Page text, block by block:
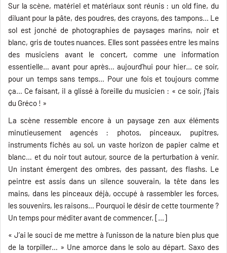
Sur la scène, matériel et matériaux sont réunis : un old fine, du
diluant pour la pâte, des poudres, des crayons, des tampons… Le
sol est jonché de photographies de paysages marins, noir et
blanc, gris de toutes nuances. Elles sont passées entre les mains
des musiciens avant le concert, comme une information
essentielle… avant pour après… aujourd’hui pour hier… ce soir,
pour un temps sans temps… Pour une fois et toujours comme
ça… Ce faisant, il a glissé à l’oreille du musicien : « ce soir, j’fais
du Gréco ! »
La scène ressemble encore à un paysage zen aux éléments
minutieusement agencés : photos, pinceaux, pupitres,
instruments fichés au sol, un vaste horizon de papier calme et
blanc… et du noir tout autour, source de la perturbation à venir.
Un instant émergent des ombres, des passant, des flashs. Le
peintre est assis dans un silence souverain, la tête dans les
mains, dans les pinceaux déjà, occupé à rassembler les forces,
les souvenirs, les raisons… Pourquoi le désir de cette tourmente ?
Un temps pour méditer avant de commencer. […]
« J’ai le souci de me mettre à l’unisson de la nature bien plus que
de la torpiller… » Une amorce dans le solo au départ. Saxo des